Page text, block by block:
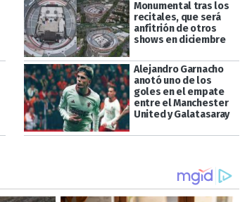
Monumental tras los
recitales, que será
anfitrión de otros
shows en diciembre
Alejandro Garnacho
anotó uno de los
goles en el empate
entre el Manchester
United y Galatasaray